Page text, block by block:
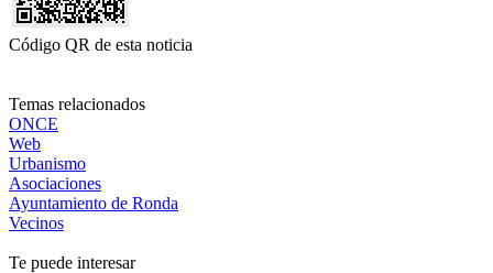
Código QR de esta noticia
Temas relacionados
ONCE
Web
Urbanismo
Asociaciones
Ayuntamiento de Ronda
Vecinos
Te puede interesar